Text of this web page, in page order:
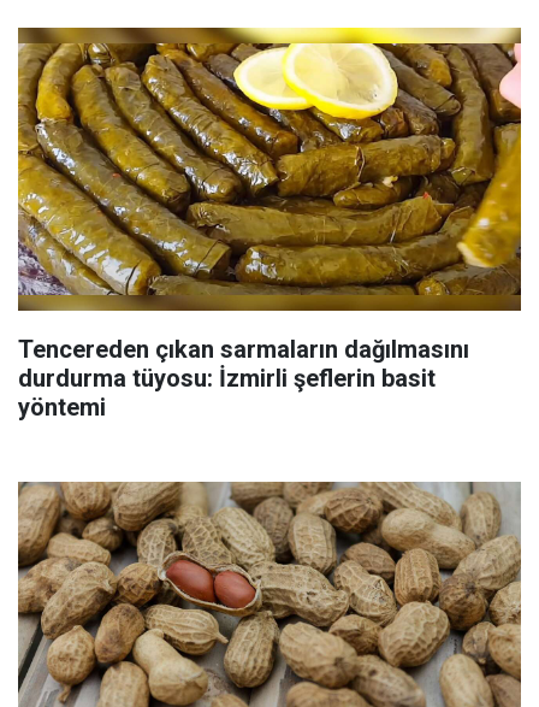
Tencereden çıkan sarmaların dağılmasını
durdurma tüyosu: İzmirli şeflerin basit
yöntemi